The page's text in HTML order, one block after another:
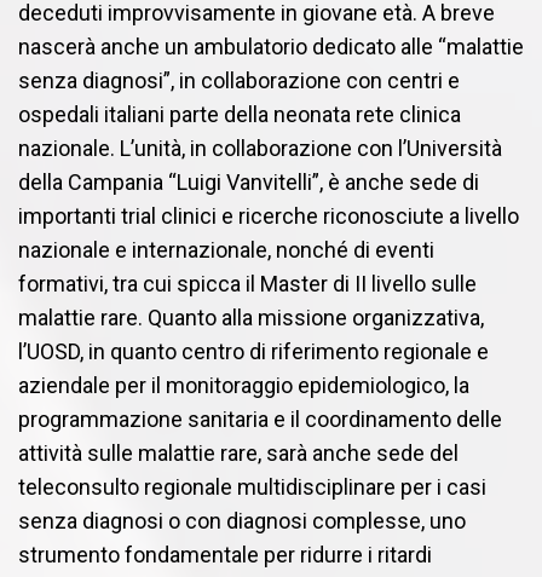
deceduti improvvisamente in giovane età. A breve
nascerà anche un ambulatorio dedicato alle “malattie
senza diagnosi”, in collaborazione con centri e
ospedali italiani parte della neonata rete clinica
nazionale. L’unità, in collaborazione con l’Università
della Campania “Luigi Vanvitelli”, è anche sede di
importanti trial clinici e ricerche riconosciute a livello
nazionale e internazionale, nonché di eventi
formativi, tra cui spicca il Master di II livello sulle
malattie rare. Quanto alla missione organizzativa,
l’UOSD, in quanto centro di riferimento regionale e
aziendale per il monitoraggio epidemiologico, la
programmazione sanitaria e il coordinamento delle
attività sulle malattie rare, sarà anche sede del
teleconsulto regionale multidisciplinare per i casi
senza diagnosi o con diagnosi complesse, uno
strumento fondamentale per ridurre i ritardi